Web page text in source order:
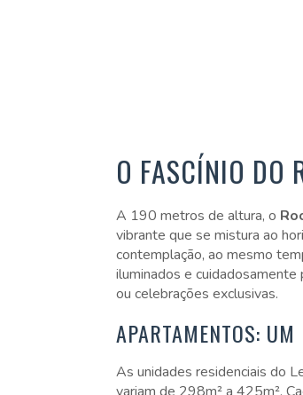
O FASCÍNIO DO
A 190 metros de altura, o
vibrante que se mistura ao
contemplação, ao mesmo
iluminados e
ou celebrações exclusivas.
APARTAMENTOS: UM
As unidades residenciais do